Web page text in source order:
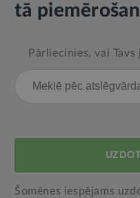
tā
Pārliecinies, vai
Šomēnes iespējams